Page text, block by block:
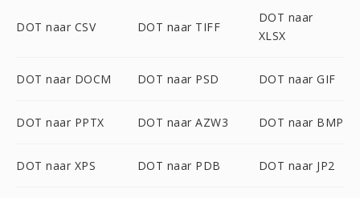
DOT naar CSV DOT naar TIFF
DOT naar
XLSX
DOT naar DOCM DOT naar PSD DOT naar GIF
DOT naar PPTX DOT naar AZW3 DOT naar BMP
DOT naar XPS DOT naar PDB DOT naar JP2